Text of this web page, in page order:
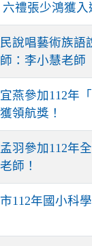
禮張少鴻獲
說唱藝術族
：李小慧老師
燕參加112年
領航獎！
羽參加112年
師！
112年國小科